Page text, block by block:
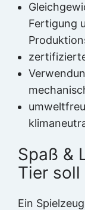
Fertigung
Spaß &
Tier soll
Ein